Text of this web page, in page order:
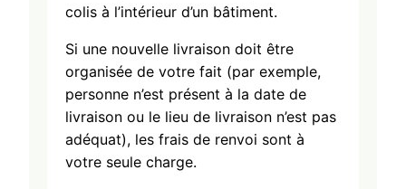
colis à l’intérieur d’un bâtiment.
Si une nouvelle livraison doit être
organisée de votre fait (par exemple,
personne n’est présent à la date de
livraison ou le lieu de livraison n’est pas
adéquat), les frais de renvoi sont à
votre seule charge.